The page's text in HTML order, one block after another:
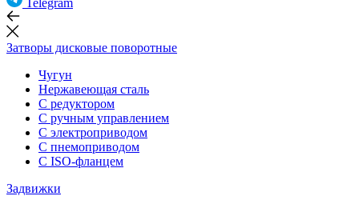
Telegram
Затворы дисковые поворотные
Чугун
Нержавеющая сталь
С редуктором
С ручным управлением
С электроприводом
С пнемоприводом
С ISO-фланцем
Задвижки